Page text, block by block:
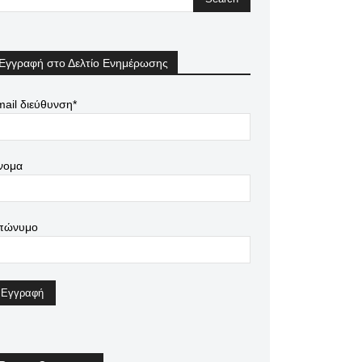
στο Δελτίο Ενημέρωσης
διεύθυνση*